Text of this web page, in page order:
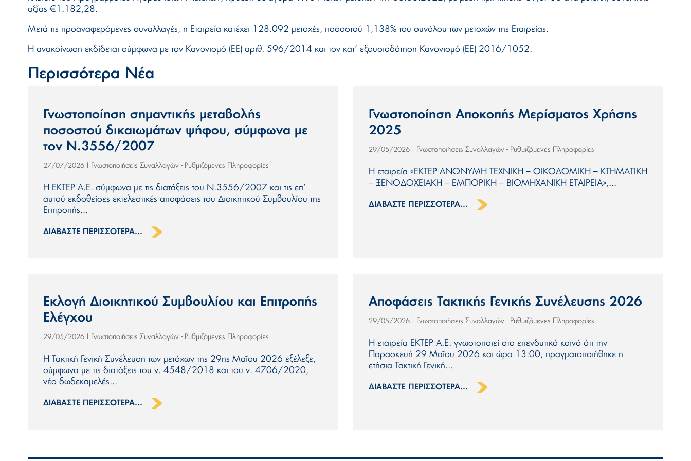
αξίας €1.182,28.
Μετά τις προαναφερόμενες συναλλαγές, η Εταιρεία κατέχει 128.092 μετοχές, ποσοστού 1,138% του συνόλου των μετοχών της Εταιρείας.
Η ανακοίνωση εκδίδεται σύμφωνα με τον Κανονισμό (ΕΕ) αριθ. 596/2014 και τον κατ’ εξουσιοδότηση Κανονισμό (ΕΕ) 2016/1052.
Περισσότερα Νέα
Γνωστοποίηση σημαντικής μεταβολής
ποσοστού δικαιωμάτων ψήφου, σύμφωνα με
τον Ν.3556/2007
27/07/2026| Γνωστοποιήσεις Συναλλαγών - Ρυθμιζόμενες Πληροφορίες
Η ΕΚΤΕΡ Α.Ε. σύμφωνα με τις διατάξεις του Ν.3556/2007 και τις επ’
αυτού εκδοθείσες εκτελεστικές αποφάσεις του Διοικητικού Συμβουλίου της
Επιτροπής...
ΔΙΑΒΆΣΤΕ ΠΕΡΙΣΣΌΤΕΡΑ...
Γνωστοποίηση Αποκοπής Μερίσματος Χρήσης
2025
29/05/2026 Γνωστοποιήσεις Συναλλαγών - Ρυθμιζόμενες Πληροφορίες
Η εταιρεία «EΚΤΕΡ ΑΝΩΝΥΜΗ ΤΕΧΝΙΚΗ – ΟΙΚΟΔΟΜΙΚΗ – ΚΤΗΜΑΤΙΚΗ
– ΞΕΝΟΔΟΧΕΙΑΚΗ – ΕΜΠΟΡΙΚΗ – ΒΙΟΜΗΧΑΝΙΚΗ ΕΤΑΙΡΕΙΑ»,...
ΔΙΑΒΆΣΤΕ ΠΕΡΙΣΣΌΤΕΡΑ...
Εκλογή Διοικητικού Συμβουλίου και Επιτροπής
Ελέγχου
29/05/2026| Γνωστοποιήσεις Συναλλαγών - Ρυθμιζόμενες Πληροφορίες
Η Τακτική Γενική Συνέλευση των μετόχων της 29ης Μαΐου 2026 εξέλεξε,
σύμφωνα με τις διατάξεις του ν. 4548/2018 και του ν. 4706/2020,
νέο δωδεκαμελές...
ΔΙΑΒΆΣΤΕ ΠΕΡΙΣΣΌΤΕΡΑ...
Αποφάσεις Τακτικής Γενικής Συνέλευσης 2026
29/05/2026 Γνωστοποιήσεις Συναλλαγών - Ρυθμιζόμενες Πληροφορίες
Η εταιρεία ΕΚΤΕΡ Α.Ε. γνωστοποιεί στο επενδυτικό κοινό ότι την
Παρασκευή 29 Μαΐου 2026 και ώρα 13:00, πραγματοποιήθηκε η
ετήσια Τακτική Γενική...
ΔΙΑΒΆΣΤΕ ΠΕΡΙΣΣΌΤΕΡΑ...